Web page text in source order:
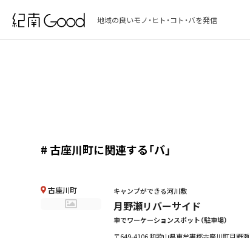
地域の良いモノ・ヒト・コト・バを発信
# 古座川町に関連する「バ」
古座川町 キャンプができる河川敷
月野瀬リバーサイド
車でワーケーションスポット（駐車場）